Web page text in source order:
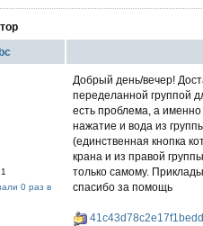
0 раз в
Добрый день/вечер!
переделанной группой
есть проблема, а именно
нажатие и вода из
(единственная кнопка
крана и из правой
только самому.
спасибо за помощь